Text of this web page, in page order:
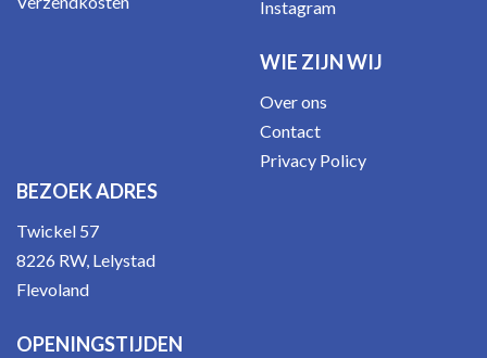
Instagram
WIE ZIJN WIJ
Over ons
Contact
Privacy Policy
BEZOEK ADRES
Twickel 57
8226 RW, Lelystad
Flevoland
OPENINGSTIJDEN